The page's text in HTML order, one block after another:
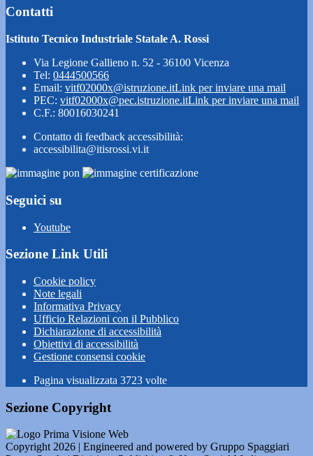
Contatti
Istituto Tecnico Industriale Statale A. Rossi
Via Legione Gallieno n. 52 - 36100 Vicenza
Tel: 0444500566
Email: vitf02000x@istruzione.itLink per inviare una mail
PEC: vitf02000x@pec.istruzione.itLink per inviare una mail
C.F.: 80016030241
Contatto di feedback accessibilità:
accessibilita@itisrossi.vi.it
Seguici su
Youtube
Sezione Link Utili
Cookie policy
Note legali
Informativa Privacy
Ufficio Relazioni con il Pubblico
Dichiarazione di accessibilità
Obiettivi di accessibilità
Gestione consensi cookie
Pagina visualizzata 3723 volte
Sezione Copyright
Copyright 2026 | Engineered and powered by Gruppo Spaggiari